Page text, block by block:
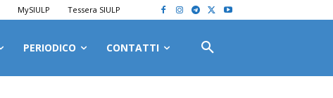
MySIULP Tessera SIULP
PERIODICO CONTATTI